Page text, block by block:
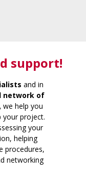
support!
and in
network of
we help you
your project.
your
helping
procedures,
networking